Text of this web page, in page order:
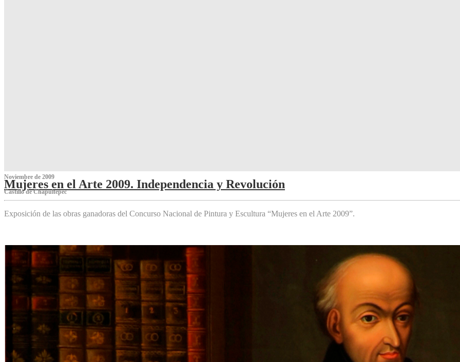
Noviembre de 2009
Mujeres en el Arte 2009. Independencia y Revolución
Castillo de Chapultepec
Exposición de las obras ganadoras del Concurso Nacional de Pintura y Escultura “Mujeres en el Arte 2009”.